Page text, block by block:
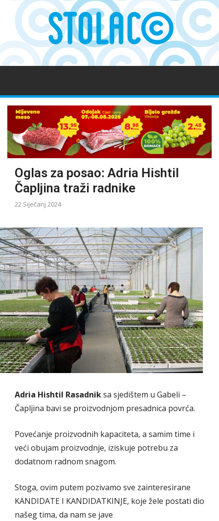
Oglas za posao: Adria Hishtil
Čapljina traži radnike
22 Siječanj 2024
Adria Hishtil Rasadniksa sjedištem u Gabeli –
Čapljina bavi se proizvodnjom presadnica povrća.
Povećanje proizvodnih kapaciteta, a samim time i
veći obujam proizvodnje, iziskuje potrebu za
dodatnom radnom snagom.
Stoga, ovim putem pozivamo sve zainteresirane
KANDIDATE I KANDIDATKINJE, koje žele postati dio
našeg tima, da nam se jave